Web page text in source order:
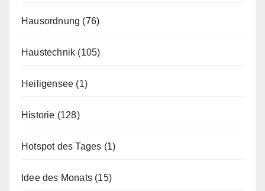
Hausordnung (76)
Haustechnik (105)
Heiligensee (1)
Historie (128)
Hotspot des Tages (1)
Idee des Monats (15)